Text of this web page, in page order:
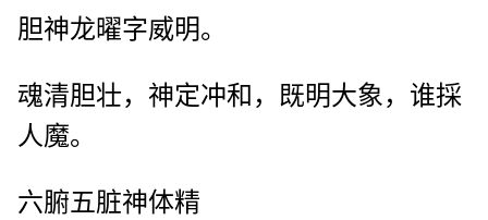
胆神龙曜字威明。
魂清胆壮，神定冲和，既明大象，谁採
人魔。
六腑五脏神体精